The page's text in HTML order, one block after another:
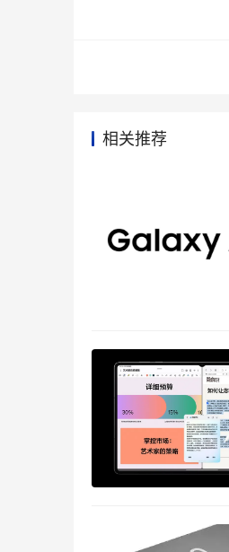
500多位来自全球及
● 地点：上海
：智能采购
● 参会规模：500+
● 适合人群：间接
二、已确认演讲嘉
相关推荐